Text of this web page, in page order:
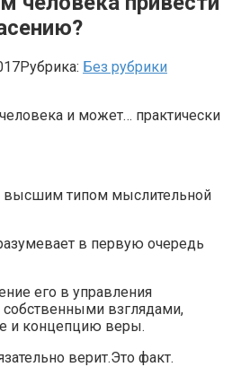
Рубрика: Без рубрики
и может… практически
высшим типом мыслительной
в первую очередь
его в управления
взглядами,
и концепцию веры.
верит.Это факт.